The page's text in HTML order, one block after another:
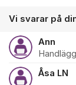
Vi svarar på
Ann
Åsa LN